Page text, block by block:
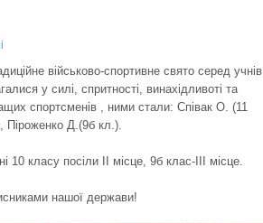
військово-спортивне свято серед учнів
у силі, спритності, винахідливоті та
спортсменів , ними стали: Співак О. (11
Д.(9б кл.).
класу посіли ІІ місце, 9б клас-ІІІ місце.
нашої держави!